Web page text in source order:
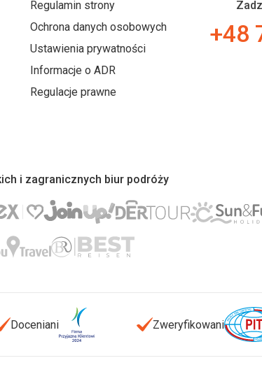
Regulamin strony
Ochrona danych osobowych
Ustawienia prywatności
Informacje o ADR
Regulacje prawne
+48
i zagranicznych biur podróży
Doceniani Zweryfikowani